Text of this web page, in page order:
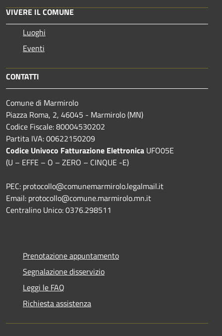
VIVERE IL COMUNE
Luoghi
Eventi
CONTATTI
Comune di Marmirolo
Piazza Roma, 2, 46045 - Marmirolo (MN)
Codice Fiscale: 80004530202
Partita IVA: 00622150209
Codice Univoco Fatturazione Elettronica UFO05E
(U – EFFE – O – ZERO – CINQUE -E)
PEC: protocollo@comunemarmirolo.legalmail.it
Email: protocollo@comune.marmirolo.mn.it
Centralino Unico: 0376.298511
Prenotazione appuntamento
Segnalazione disservizio
Leggi le FAQ
Richiesta assistenza